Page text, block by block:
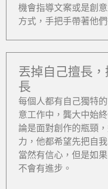
機會指導文案或是創
方式，手把手帶著他
丟掉自己擅長
長
每個人都有自己獨特
意工作中，龔大中始
論是面對創作的瓶頸
力，他都希望先把自
當然有信心，但是如
不會有進步。